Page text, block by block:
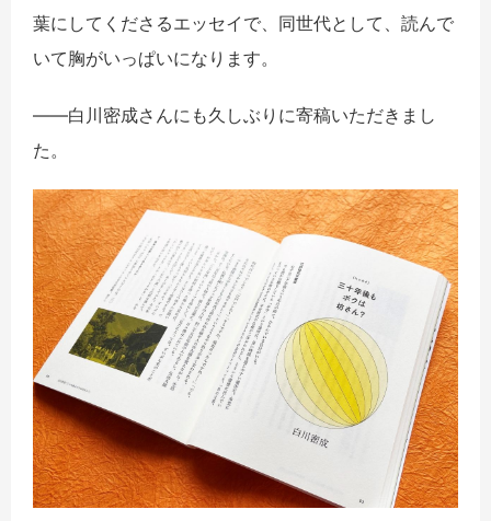
葉にしてくださるエッセイで、同世代として、読んで
いて胸がいっぱいになります。
――白川密成さんにも久しぶりに寄稿いただきまし
た。